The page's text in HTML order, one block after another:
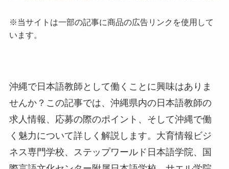
※当サイトは一部の記事に商品の広告リンクを使用して
います。
沖縄で日本語教師として働くことに興味はありま
せんか？この記事では、沖縄県内の日本語教師の
求人情報、応募の際のポイント、そして沖縄で働
く魅力について詳しく解説します。大育情報ビジ
ネス専門学校、ステップワールド日本語学院、国